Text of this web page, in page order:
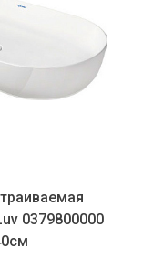
0379800000